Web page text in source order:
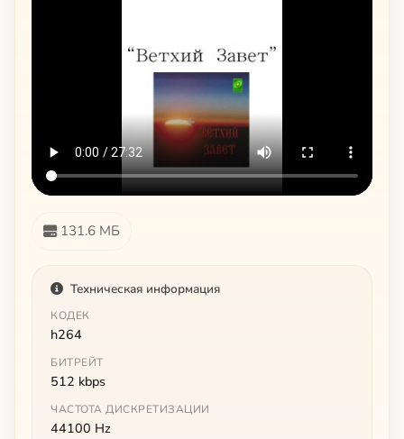
131.6 МБ
Техническая информация
КОДЕК
h264
БИТРЕЙТ
512 kbps
ЧАСТОТА ДИСКРЕТИЗАЦИИ
44100 Hz